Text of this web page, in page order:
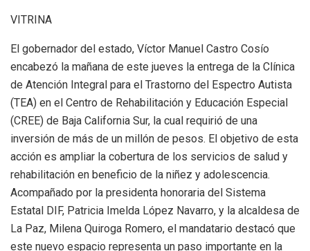
VITRINA
El gobernador del estado, Víctor Manuel Castro Cosío
encabezó la mañana de este jueves la entrega de la Clínica
de Atención Integral para el Trastorno del Espectro Autista
(TEA) en el Centro de Rehabilitación y Educación Especial
(CREE) de Baja California Sur, la cual requirió de una
inversión de más de un millón de pesos. El objetivo de esta
acción es ampliar la cobertura de los servicios de salud y
rehabilitación en beneficio de la niñez y adolescencia.
Acompañado por la presidenta honoraria del Sistema
Estatal DIF, Patricia Imelda López Navarro, y la alcaldesa de
La Paz, Milena Quiroga Romero, el mandatario destacó que
este nuevo espacio representa un paso importante en la